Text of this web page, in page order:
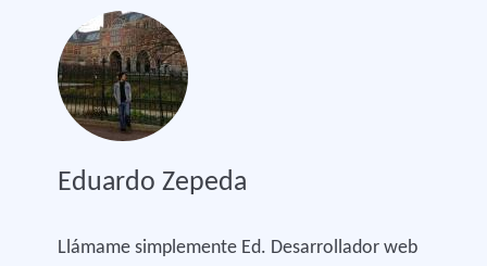
Eduardo Zepeda
Llámame simplemente Ed. Desarrollador web